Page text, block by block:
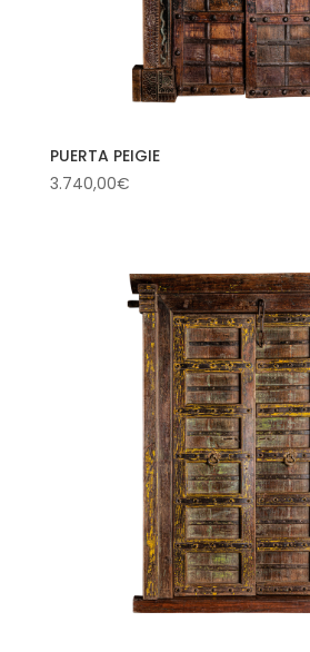
PUERTA PEIGIE
3.740,00€